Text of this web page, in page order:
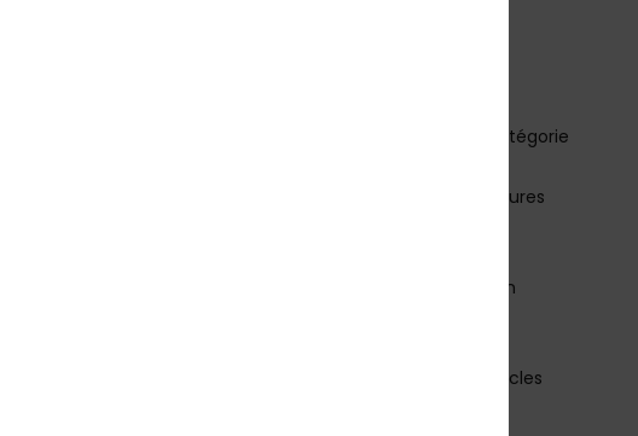
Écran Color Luxe Photochromic NXT® par Essilor catégorie
Traitement antibuée >120 s et traitement anti-rayures
Confort : mousse double densité et polaire pour un
Sangle : sangle de 40 mm de large avec deux boucles